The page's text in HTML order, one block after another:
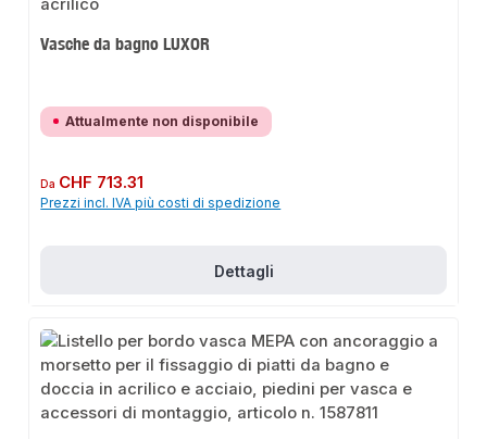
Vasche da bagno LUXOR
Attualmente non disponibile
Prezzo normale:
Da CHF 713.31
Prezzi incl. IVA più costi di spedizione
Dettagli